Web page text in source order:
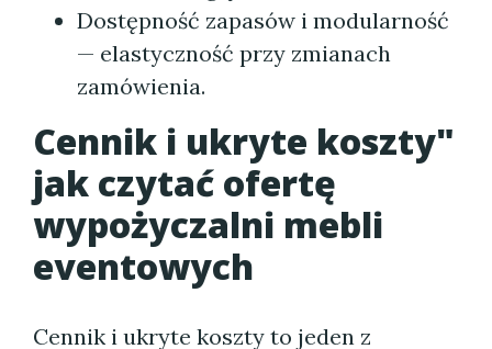
Dostępność zapasów i modularność
— elastyczność przy zmianach
zamówienia.
Cennik i ukryte koszty"
jak czytać ofertę
wypożyczalni mebli
eventowych
Cennik i ukryte koszty to jeden z